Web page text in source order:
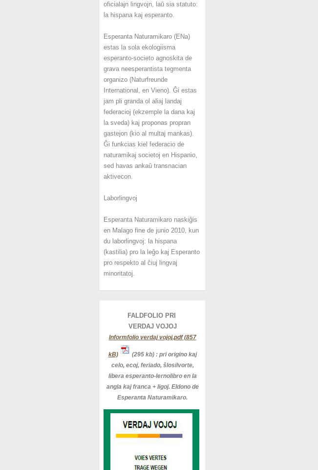
oficialajn lingvojn, laŭ sia statuto:
la hispana kaj esperanto.
Esperanta Naturamikaro (ENa)
estas la sola ekologiisma
esperanto-societo agnoskita de
grava neesperantista tegmenta
organizo (Naturfreunde
International, en Vieno). Ĝi estas
jam pli granda ol aliaj landaj
federacioj (ekzemple la dana kaj
la sveda) kaj proponas propran
gastejon (kio al multaj mankas).
Ĝi funkcias kiel federacio de
naturamikaj societoj en Hispanio,
sed havas ankaŭ transnacian
aktivecon.
Laborlingvoj
Esperanta Naturamikaro naskiĝis
en Malago fine de junio 2010, kun
du laborlingvoj: la hispana
(kastilia) pro la leĝo kaj Esperanto
pro respekto al ĉiuj lingvaj
minoritatoj.
FALDFOLIO PRI
VERDAJ VOJOJ
Informfolio verdaj vojoj.pdf (857
kB) (295 kb) : pri origino kaj
celo, ecoj, feriado, ŝlosilvorte,
libera esperanto-lernolibro en la
angla kaj franca + ligoj. Eldono de
Esperanta Naturamikaro.